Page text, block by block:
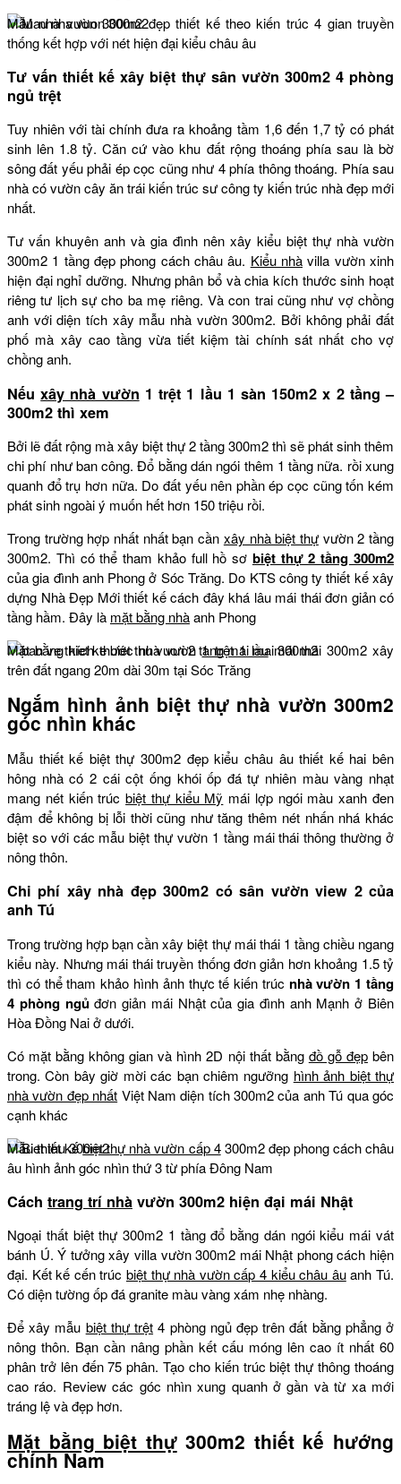
Mẫu nhà vườn 300m2 đẹp thiết kế theo kiến trúc 4 gian truyền
thống kết hợp với nét hiện đại kiểu châu âu
Tư vấn thiết kế xây biệt thự sân vườn 300m2 4 phòng
ngủ trệt
Tuy nhiên với tài chính đưa ra khoảng tầm 1,6 đến 1,7 tỷ có phát
sinh lên 1.8 tỷ. Căn cứ vào khu đất rộng thoáng phía sau là bờ
sông đất yếu phải ép cọc cũng như 4 phía thông thoáng. Phía sau
nhà có vườn cây ăn trái kiến trúc sư công ty kiến trúc nhà đẹp mới
nhất.
Tư vấn khuyên anh và gia đình nên xây kiểu biệt thự nhà vườn
300m2 1 tầng đẹp phong cách châu âu. Kiểu nhà villa vườn xinh
hiện đại nghỉ dưỡng. Nhưng phân bổ và chia kích thước sinh hoạt
riêng tư lịch sự cho ba mẹ riêng. Và con trai cũng như vợ chồng
anh với diện tích xây mẫu nhà vườn 300m2. Bởi không phải đất
phố mà xây cao tầng vừa tiết kiệm tài chính sát nhất cho vợ
chồng anh.
Nếuxây nhà vườn 1 trệt 1 lầu 1 sàn 150m2 x 2 tầng –
300m2 thì xem
Bởi lẽ đất rộng mà xây biệt thự 2 tầng 300m2 thì sẽ phát sinh thêm
chi phí như ban công. Đổ bằng dán ngói thêm 1 tầng nữa. rồi xung
quanh đổ trụ hơn nữa. Do đất yếu nên phần ép cọc cũng tốn kém
phát sinh ngoài ý muốn hết hơn 150 triệu rồi.
Trong trường hợp nhất nhất bạn cần xây nhà biệt thựvườn 2 tầng
300m2. Thì có thể tham khảo full hồ sơ biệt thự 2 tầng 300m2
của gia đình anh Phong ở Sóc Trăng. Do KTS công ty thiết kế xây
dựng Nhà Đẹp Mới thiết kế cách đây khá lâu mái thái đơn giản có
tầng hầm. Đây là mặt bằng nhàanh Phong
Mặt bằng kích thước nhà vườn1 trệt 1 lầumái thái 300m2 xây
trên đất ngang 20m dài 30m tại Sóc Trăng
Ngắm hình ảnh biệt thự nhà vườn 300m2
góc nhìn khác
Mẫu thiết kế biệt thự 300m2 đẹp kiểu châu âu thiết kế hai bên
hông nhà có 2 cái cột ống khói ốp đá tự nhiên màu vàng nhạt
mang nét kiến trúcbiệt thự kiểu Mỹ mái lợp ngói màu xanh đen
đậm để không bị lỗi thời cũng như tăng thêm nét nhấn nhá khác
biệt so với các mẫu biệt thự vườn 1 tầng mái thái thông thường ở
nông thôn.
Chi phí xây nhà đẹp 300m2 có sân vườn view 2 của
anh Tú
Trong trường hợp bạn cần xây biệt thự mái thái 1 tầng chiều ngang
kiểu này. Nhưng mái thái truyền thống đơn giản hơn khoảng 1.5 tỷ
thì có thể tham khảo hình ảnh thực tế kiến trúc nhà vườn 1 tầng
4 phòng ngủđơn giản mái Nhật của gia đình anh Mạnh ở Biên
Hòa Đồng Nai ở dưới.
Có mặt bằng không gian và hình 2D nội thất bằng đồ gỗ đẹpbên
trong. Còn bây giờ mời các bạn chiêm ngưỡng hình ảnh biệt thự
nhà vườn đẹp nhất Việt Nam diện tích 300m2 của anh Tú qua góc
cạnh khác
Mẫu thiết kếbiệt thự nhà vườn cấp 4300m2 đẹp phong cách châu
âu hình ảnh góc nhìn thứ 3 từ phía Đông Nam
Cách trang trí nhà vườn 300m2 hiện đại mái Nhật
Ngoại thất biệt thự 300m2 1 tầng đổ bằng dán ngói kiểu mái vát
bánh Ú. Ý tưởng xây villa vườn 300m2 mái Nhật phong cách hiện
đại. Kết kế cến trúc biệt thự nhà vườn cấp 4 kiểu châu âuanh Tú.
Có diện tường ốp đá granite màu vàng xám nhẹ nhàng.
Để xây mẫu biệt thự trệt 4 phòng ngủ đẹp trên đất bằng phẳng ở
nông thôn. Bạn cần nâng phần kết cấu móng lên cao ít nhất 60
phân trở lên đến 75 phân. Tạo cho kiến trúc biệt thự thông thoáng
cao ráo. Review các góc nhìn xung quanh ở gần và từ xa mới
tráng lệ và đẹp hơn.
Mặt bằng biệt thự300m2 thiết kế hướng
chính Nam